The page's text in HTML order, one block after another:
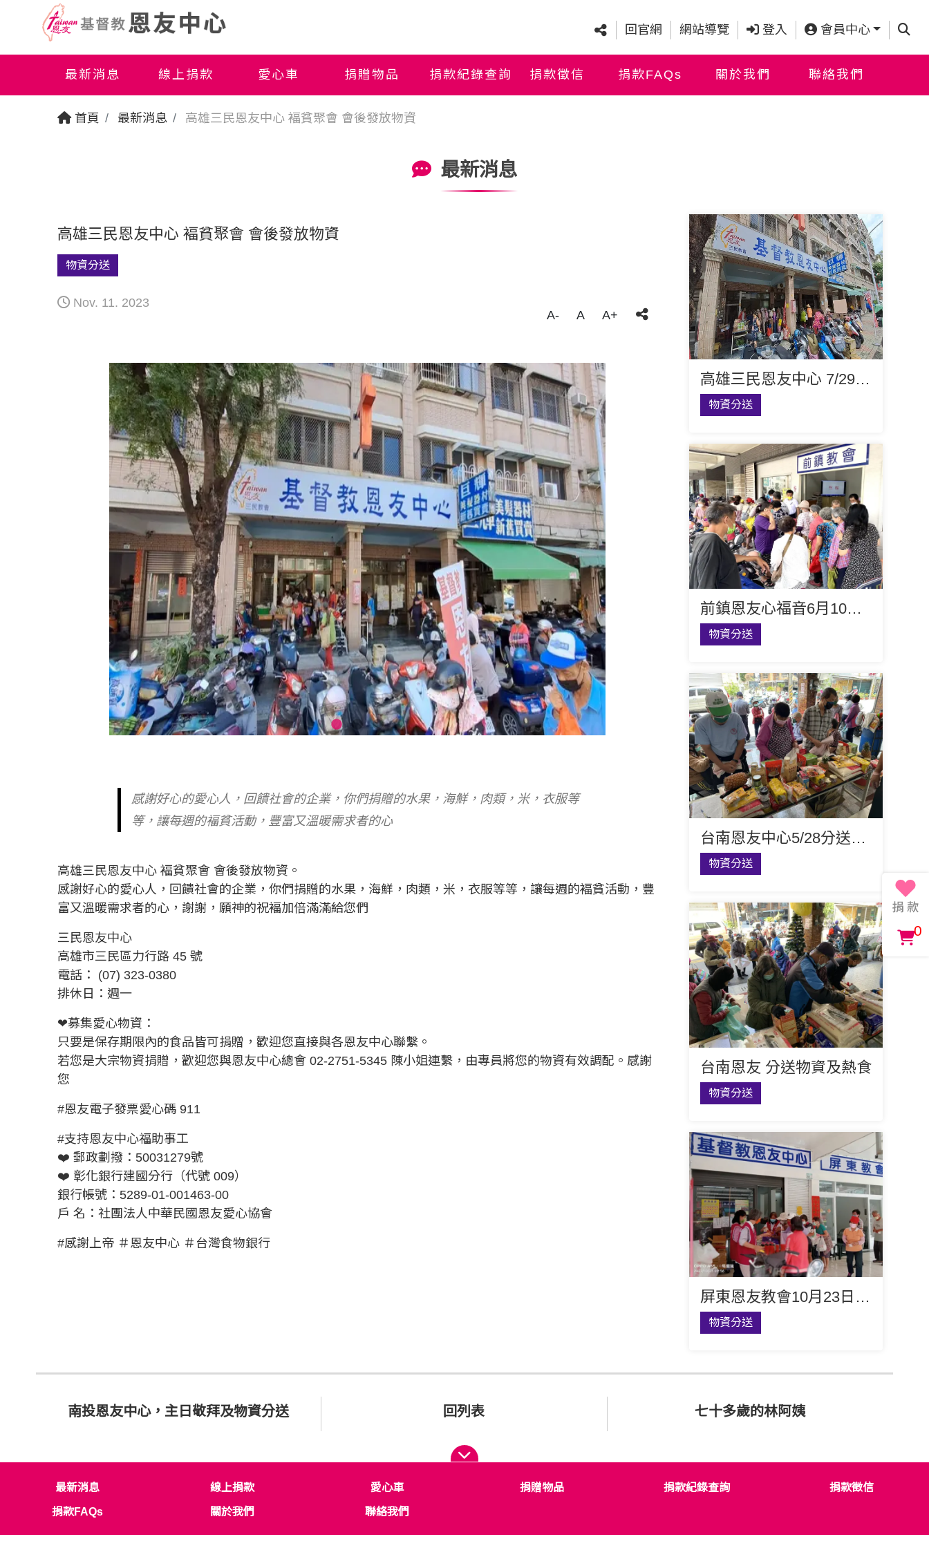
回官網 網站導覽 登入 會員中心 查詢
最新消息 線上捐款 愛心車 捐贈物品 捐款紀錄查詢 捐款徵信 捐款FAQs 關於我們 聯絡我們
首頁 最新消息 高雄三民恩友中心 褔貧聚會 會後發放物資
最新消息
高雄三民恩友中心 褔貧聚會 會後發放物資
物資分送
Nov. 11. 2023
A-
A A+
感謝好心的愛心人，回饋社會的企業，你們捐贈的水果，海鮮，肉類，米，衣服等
等，讓每週的褔貧活動，豐富又溫暖需求者的心
高雄三民恩友中心 褔貧聚會 會後發放物資。
感謝好心的愛心人，回饋社會的企業，你們捐贈的水果，海鮮，肉類，米，衣服等等，讓每週的褔貧活動，豐
富又溫暖需求者的心，謝謝，願神的祝褔加倍滿滿給您們
三民恩友中心
高雄市三民區力行路 45 號
電話： (07) 323-0380
排休日：週一
❤募集愛心物資：
只要是保存期限內的食品皆可捐贈，歡迎您直接與各恩友中心聯繫。
若您是大宗物資捐贈，歡迎您與恩友中心總會 02-2751-5345 陳小姐連繫，由專員將您的物資有效調配。感謝
您
#恩友電子發票愛心碼 911
#支持恩友中心福助事工
❤️ 郵政劃撥：50031279號
❤️ 彰化銀行建國分行（代號 009）
銀行帳號：5289-01-001463-00
戶 名：社團法人中華民國恩友愛心協會
#感謝上帝 ＃恩友中心 ＃台灣食物銀行
高雄三民恩友中心 7/29 福音扶貧聚會
物資分送
前鎮恩友心福音6月10日濟貧敬拜
物資分送
台南恩友中心5/28分送福貧物資
物資分送
台南恩友 分送物資及熱食
物資分送
屏東恩友教會10月23日主日福貧敬拜
物資分送
南投恩友中心，主日敬拜及物資分送 回列表 七十多歲的林阿姨
最新消息 線上捐款 愛心車 捐贈物品 捐款紀錄查詢 捐款徵信
捐款FAQs 關於我們 聯絡我們
0